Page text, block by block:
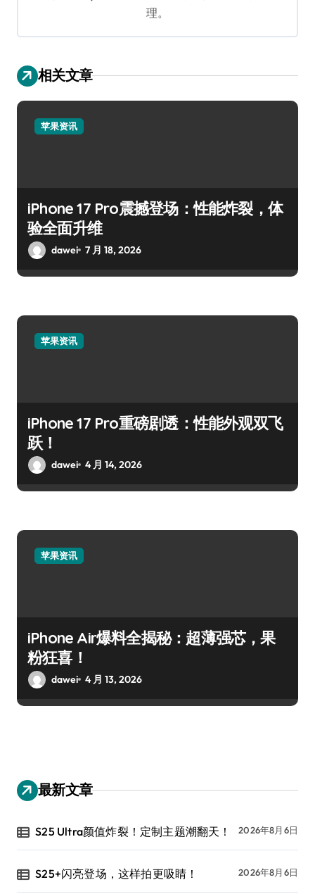
理。
相关文章
苹果资讯
iPhone 17 Pro震撼登场：性能炸裂，体
验全面升维
dawei 7 月 18, 2026
苹果资讯
iPhone 17 Pro重磅剧透：性能外观双飞
跃！
dawei 4 月 14, 2026
苹果资讯
iPhone Air爆料全揭秘：超薄强芯，果
粉狂喜！
dawei 4 月 13, 2026
最新文章
S25 Ultra颜值炸裂！定制主题潮翻天！ 2026年8月6日
S25+闪亮登场，这样拍更吸睛！ 2026年8月6日